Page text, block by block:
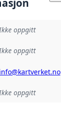
Ikke oppgitt
oppgitt
info@kartverket.no
oppgitt